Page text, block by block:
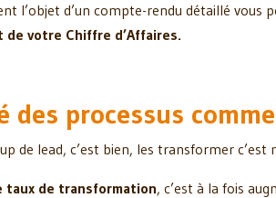
l’objet d’un compte-rendu détaillé vous
de votre Chiffre d’Affaires.
des processus
de lead, c’est bien, les transformer c’est
taux de transformation, c’est à la fois